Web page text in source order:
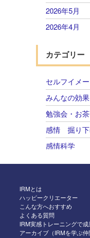
2026年5月
2026年4月
2026年2月
2025年12月
2025年11月
2025年10月
2025年9月
2025年5月
2025年4月
2025年3月
カテゴリー
セルフイメ
みんなの効
勉強会・お
感情 掘り
感情科学
自己肯定感
IRMとは
ハッピークリエーター
こんな方へおすすめ
よくある質問
IRM実感トレーニングで
アーカイブ（IRMを学ぶ仲